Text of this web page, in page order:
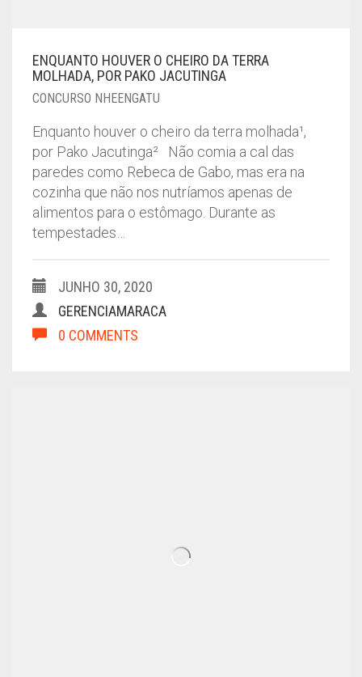
ENQUANTO HOUVER O CHEIRO DA TERRA
MOLHADA, POR PAKO JACUTINGA
CONCURSO NHEENGATU
Enquanto houver o cheiro da terra molhada¹,
por Pako Jacutinga² Não comia a cal das
paredes como Rebeca de Gabo, mas era na
cozinha que não nos nutríamos apenas de
alimentos para o estômago. Durante as
tempestades…
JUNHO 30, 2020
GERENCIAMARACA
0 COMMENTS